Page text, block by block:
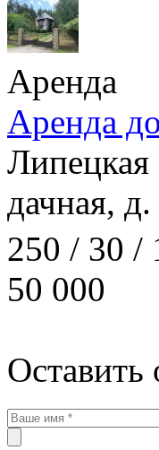
Аренда
Аренда
Липецкая
дачная,
250 / 30 /
50 000
Оставить